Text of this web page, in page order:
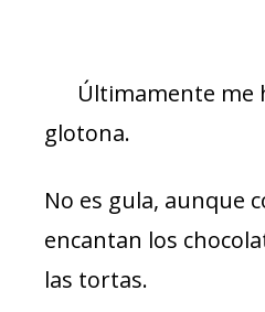
Últimamente me
glotona.
No es gula, aunque
encantan los
las tortas.